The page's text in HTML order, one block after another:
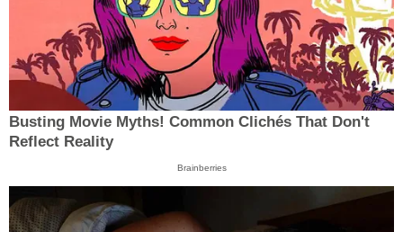
Busting Movie Myths! Common Clichés That Don't
Reflect Reality
Brainberries